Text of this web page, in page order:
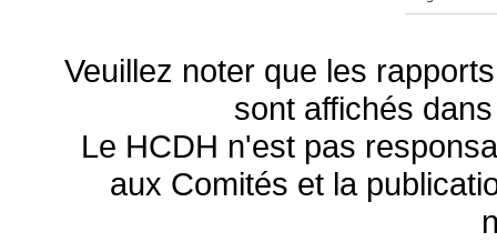
Veuillez noter que les
sont affichés
Le HCDH n'est pas
aux Comités et la